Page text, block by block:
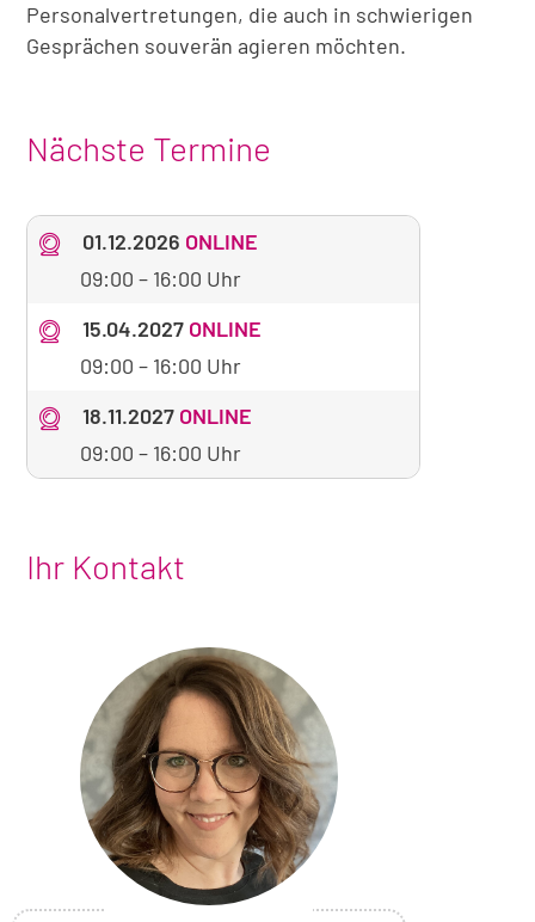
Personalvertretungen, die auch in schwierigen
Gesprächen souverän agieren möchten.
Nächste Termine
01.12.2026 ONLINE
09:00– 16:00 Uhr
15.04.2027 ONLINE
09:00– 16:00 Uhr
18.11.2027 ONLINE
09:00– 16:00 Uhr
Ihr Kontakt
Foto
von
Angelika
Quadt